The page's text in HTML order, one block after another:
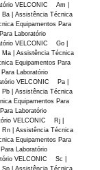
VELCONIC Am |
| Assistência Técnica
Equipamentos Para
Laboratório
VELCONIC Go |
| Assistência Técnica
Equipamentos Para
Laboratório
VELCONIC Pa |
| Assistência Técnica
Equipamentos Para
Laboratório
VELCONIC Rj |
| Assistência Técnica
Equipamentos Para
Laboratório
VELCONIC Sc |
| Assistência Técnica